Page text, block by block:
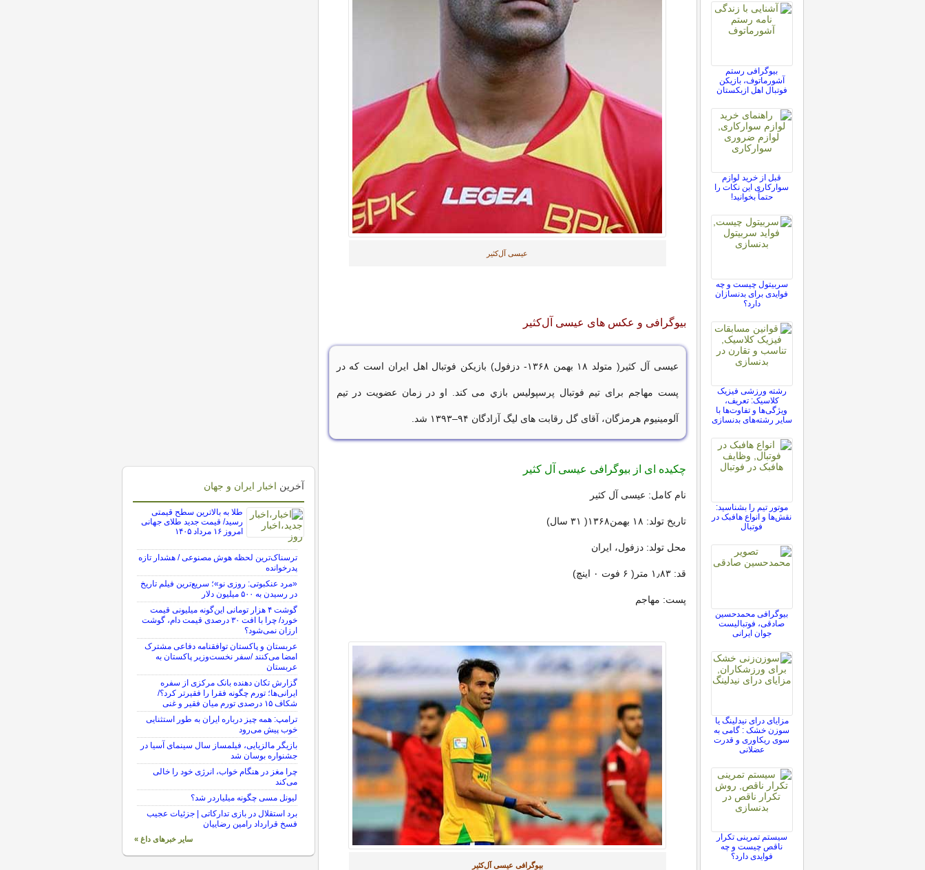
عیسی آل‌کثیر
بیوگرافی و عکس های عیسی آل‌کثیر
عیسی آل کثیر( متولد ۱۸ بهمن ۱۳۶۸- دزفول) بازیکن فوتبال اهل ایران است که در
پست مهاجم برای تیم فوتبال پرسپولیس بازي می کند. او در زمان عضویت در تیم
آلومینیوم هرمزگان، آقای گل رقابت های لیگ آزادگان ۹۴–۱۳۹۳ شد.
چکیده ای از بیوگرافی عیسی آل کثیر
نام کامل: عیسی آل کثیر
تاریخ تولد: ۱۸ بهمن۱۳۶۸( ۳۱ سال)
محل تولد: دزفول، ایران
قد: ۱٫۸۳ متر( ۶ فوت ۰ اینچ)
پست: مهاجم
بیوگرافی عیسی آل‌کثیر
بیوگرافی رستم
آشورماتوف، بازیکن
فوتبال اهل ازبکستان
قبل از خرید لوازم
سوارکاری این نکات را
حتماً بخوانید!
سربیتول چیست و چه
فوایدی برای بدنسازان
دارد؟
رشته ورزشی فیزیک
کلاسیک: تعریف،
ویژگی‌ها و تفاوت‌ها با
سایر رشته‌های بدنسازی
موتور تیم را بشناسید:
نقش‌ها و انواع هافبک در
فوتبال
بیوگرافی محمدحسین
صادقی، فوتبالیست
جوان ایرانی
مزایای درای نیدلینگ یا
سوزن خشک : گامی به
سوی ریکاوری و قدرت
عضلانی
سیستم تمرینی تکرار
ناقص چیست و چه
فوایدی دارد؟
آخرین اخبار ایران و جهان
طلا به بالاترین سطح قیمتی
رسید/ قیمت جدید طلای جهانی
امروز ۱۶ مرداد ۱۴۰۵
ترسناک‌ترین لحظه هوش مصنوعی / هشدار تازه
پدرخوانده
«مرد عنکبوتی: روزی نو»؛ سریع‌ترین فیلم تاریخ
در رسیدن به ۵۰۰ میلیون دلار
گوشت ۴ هزار تومانی این‌گونه میلیونی قیمت
خورد/ چرا با افت ۳۰ درصدی قیمت دام، گوشت
ارزان نمی‌شود؟
عربستان و پاکستان توافقنامه دفاعی مشترک
امضا می‌کنند /سفر نخست‌وزیر پاکستان به
عربستان
گزارش تکان‌ دهنده بانک مرکزی از سفره
ایرانی‌ها؛ تورم چگونه فقرا را فقیرتر کرد؟/
شکاف ۱۵ درصدی تورم میان فقیر و غنی
ترامپ: همه چیز درباره ایران به طور استثنایی
خوب پیش می‌رود
بازیگر مالزیایی، فیلمساز سال سینمای آسیا در
جشنواره بوسان شد
چرا مغز در هنگام خواب، انرژی خود را خالی
می‌کند
لیونل مسی چگونه میلیاردر شد؟
برد استقلال در بازی تدارکاتی | جزئیات عجیب
فسخ قرارداد رامین رضاییان
سایر خبرهای داغ »